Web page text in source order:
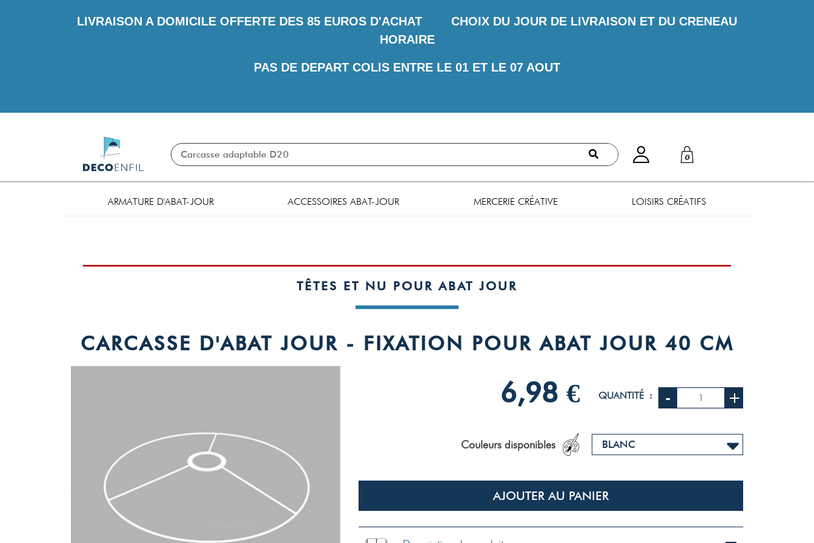
LIVRAISON A DOMICILE OFFERTE DES 85 EUROS D'ACHAT CHOIX DU JOUR DE LIVRAISON ET DU CRENEAU
HORAIRE
PAS DE DEPART COLIS ENTRE LE 01 ET LE 07 AOUT
0
ARMATURE D'ABAT-JOUR ACCESSOIRES ABAT-JOUR MERCERIE CRÉATIVE LOISIRS CRÉATIFS
TÊTES ET NU POUR ABAT JOUR
CARCASSE D'ABAT JOUR - FIXATION POUR ABAT JOUR 40 CM
6,98 € QUANTITÉ : - +
Couleurs disponibles
AJOUTER AU PANIER